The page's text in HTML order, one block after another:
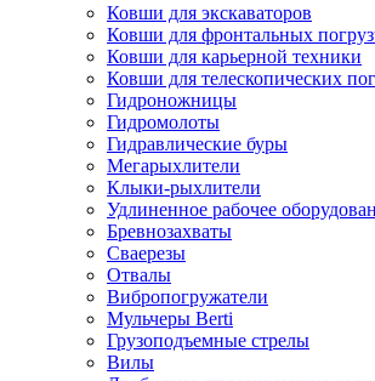
Ковши для экскаваторов
Ковши для фронтальных
Ковши для карьерной техники
Ковши для телескопических
Гидроножницы
Гидромолоты
Гидравлические буры
Мегарыхлители
Клыки-рыхлители
Удлиненное рабочее
Бревнозахваты
Сваерезы
Отвалы
Вибропогружатели
Мульчеры Berti
Грузоподъемные стрелы
Вилы